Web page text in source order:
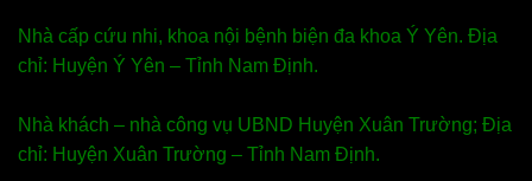
Nhà cấp cứu nhi, khoa nội bệnh biện đa khoa Ý Yên. Địa
chỉ: Huyện Ý Yên – Tỉnh Nam Định.
Nhà khách – nhà công vụ UBND Huyện Xuân Trường; Địa
chỉ: Huyện Xuân Trường – Tỉnh Nam Định.